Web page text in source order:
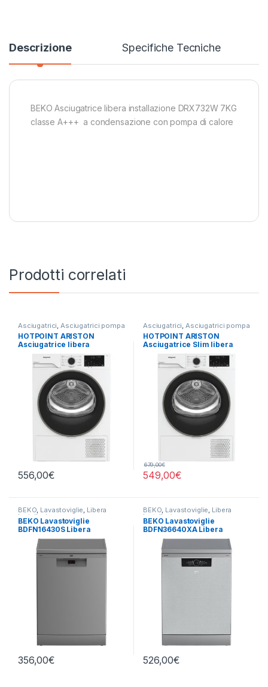
Descrizione Specifiche Tecniche
BEKO Asciugatrice libera installazione DRX732W 7KG
classe A+++ a condensazione con pompa di calore
Prodotti correlati
Asciugatrici Asciugatrici pompa
di calore
HOTPOINT ARISTON
Asciugatrice libera
installazione HPT 93D BS IT
556,00€
Asciugatrici Asciugatrici pompa
di calore
HOTPOINT ARISTON
Asciugatrice Slim libera
installazione HPTS 74D BS IT
549,00€
679,00€
BEKO, Lavastoviglie, Libera
Installazione
BEKO Lavastoviglie
BDFN16430S Libera
Installazione 14 Coperti
356,00€
BEKO, Lavastoviglie, Libera
Installazione
BEKO Lavastoviglie
BDFN36640XA Libera
Installazione 16 Coperti
526,00€